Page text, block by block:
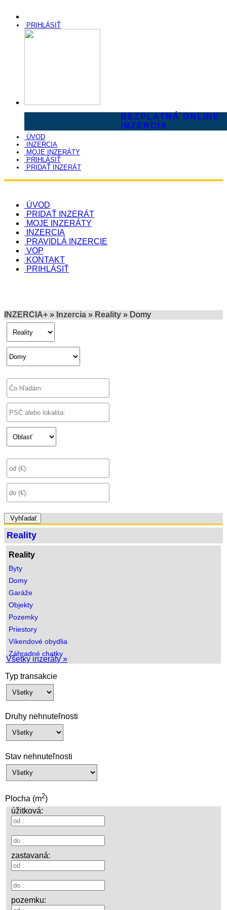
PRIHLÁSIŤ
BEZPLATNÁ ONLINE
INZERCIA
ÚVOD
INZERCIA
MOJE INZERÁTY
PRIHLÁSIŤ
PRIDAŤ INZERÁT
ÚVOD
PRIDAŤ INZERÁT
MOJE INZERÁTY
INZERCIA
PRAVIDLÁ INZERCIE
VOP
KONTAKT
PRIHLÁSIŤ
INZERCIA+ » Inzercia » Reality » Domy
Vyhľadať
Reality
Reality
Byty
Domy
Garáže
Objekty
Pozemky
Priestory
Víkendové obydlia
Záhradné chatky
Všetky inzeráty »
Typ transakcie
Druhy nehnuteľnosti
Stav nehnuteľnosti
Plocha (m2)
úžitková:
zastavaná:
pozemku: